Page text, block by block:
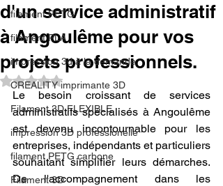
filament PETG
filament PLA
impression 3d à la demande.
CREALITY imprimante 3D
Filament 3D FLEXIBLE
impression 3D professionelle
filament PETG carbone
Filament 3D
d'un service administratif
à Angoulême pour vos
projets professionnels.
Noté NaN étoiles sur 5.
Le besoin croissant de services
administratifs spécialisés à Angoulême
est devenu incontournable pour les
entreprises, indépendants et particuliers
souhaitant simplifier leurs démarches.
De l'accompagnement dans les